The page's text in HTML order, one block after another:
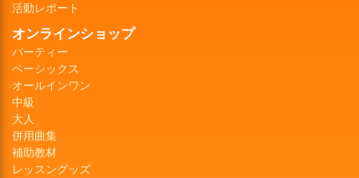
活動レポート
オンラインショップ
パーティー
ベーシックス
オールインワン
中級
大人
併用曲集
補助教材
レッスングッズ